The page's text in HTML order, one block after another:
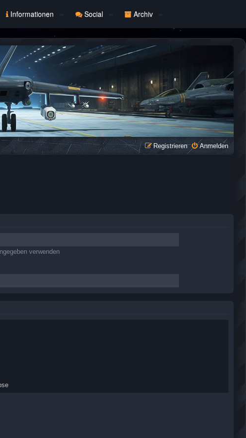
Informationen Social Archiv
Anmelden
Registrieren
verwenden